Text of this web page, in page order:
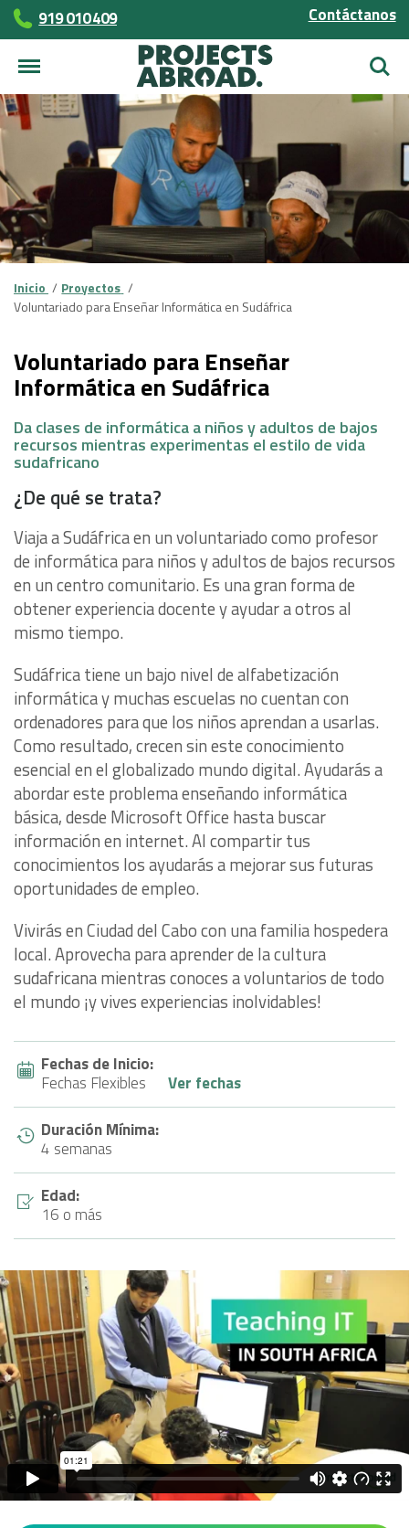
919 010 409 Contáctanos
Inicio
Proyectos
Voluntariado para Enseñar Informática en Sudáfrica
Voluntariado para Enseñar
Informática en Sudáfrica
Da clases de informática a niños y adultos de bajos
recursos mientras experimentas el estilo de vida
sudafricano
¿De qué se trata?
Viaja a Sudáfrica en un voluntariado como profesor
de informática para niños y adultos de bajos recursos
en un centro comunitario. Es una gran forma de
obtener experiencia docente y ayudar a otros al
mismo tiempo.
Sudáfrica tiene un bajo nivel de alfabetización
informática y muchas escuelas no cuentan con
ordenadores para que los niños aprendan a usarlas.
Como resultado, crecen sin este conocimiento
esencial en el globalizado mundo digital. Ayudarás a
abordar este problema enseñando informática
básica, desde Microsoft Office hasta buscar
información en internet. Al compartir tus
conocimientos los ayudarás a mejorar sus futuras
oportunidades de empleo.
Vivirás en Ciudad del Cabo con una familia hospedera
local. Aprovecha para aprender de la cultura
sudafricana mientras conoces a voluntarios de todo
el mundo ¡y vives experiencias inolvidables!
Fechas de Inicio:
Fechas Flexibles
Ver fechas
Duración Mínima:
4 semanas
Edad:
16 o más